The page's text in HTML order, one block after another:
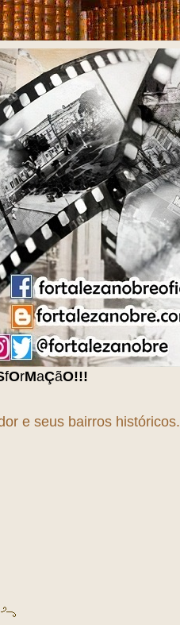
e seus bairros históricos.